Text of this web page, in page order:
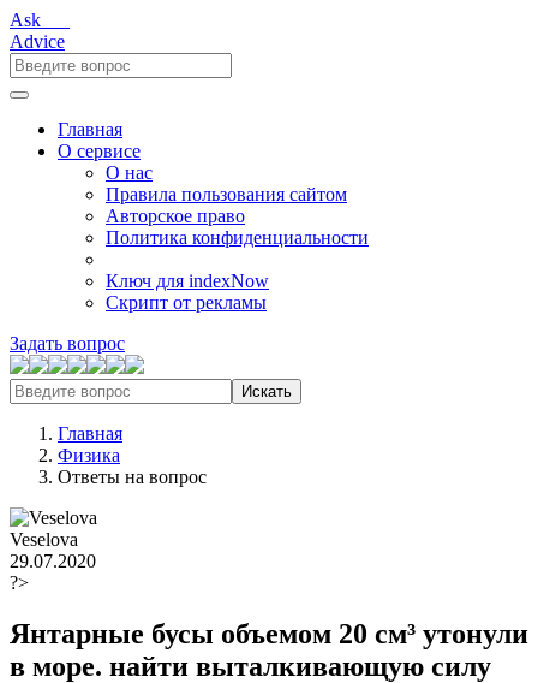
Ask___
Advice
Главная
О сервисе
О нас
Правила пользования сайтом
Авторское право
Политика конфиденциальности
Ключ для indexNow
Скрипт от рекламы
Задать вопрос
Искать
Главная
Физика
Ответы на вопрос
Veselova
29.07.2020
?>
Янтарные бусы объемом 20 см³ утонули
в море. найти выталкивающую силу